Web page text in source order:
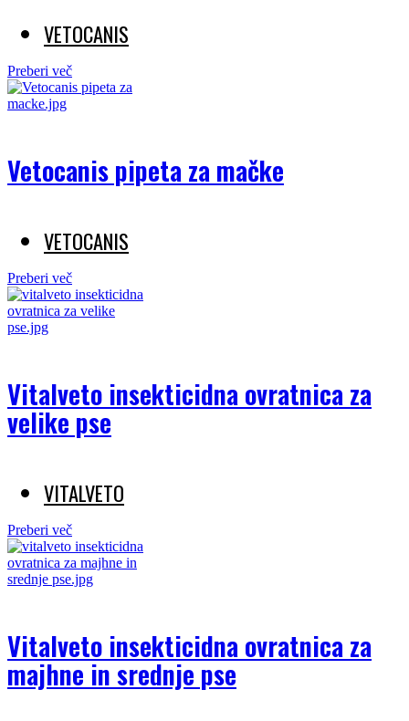
VETOCANIS
Preberi več
Vetocanis pipeta za mačke
VETOCANIS
Preberi več
Vitalveto insekticidna ovratnica za
velike pse
VITALVETO
Preberi več
Vitalveto insekticidna ovratnica za
majhne in srednje pse